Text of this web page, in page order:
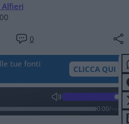
Alfieri
0
tue fonti
CLICCA QUI
0:00/--:--